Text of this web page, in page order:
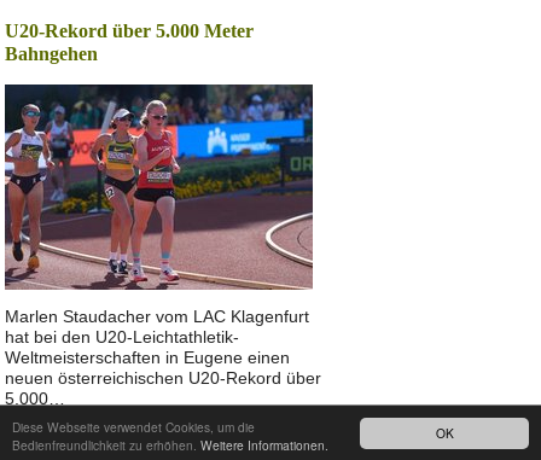
OK
Diese Webseite verwendet Cookies, um die
Bedienfreundlichkeit zu erhöhen. Weitere Informationen.
U20-Rekord über 5.000 Meter
Bahngehen
Marlen Staudacher vom LAC Klagenfurt
hat bei den U20-Leichtathletik-
Weltmeisterschaften in Eugene einen
neuen österreichischen U20-Rekord über
5.000…
Nach oben